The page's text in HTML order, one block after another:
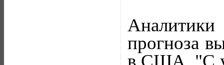
прогноза
в США. "С